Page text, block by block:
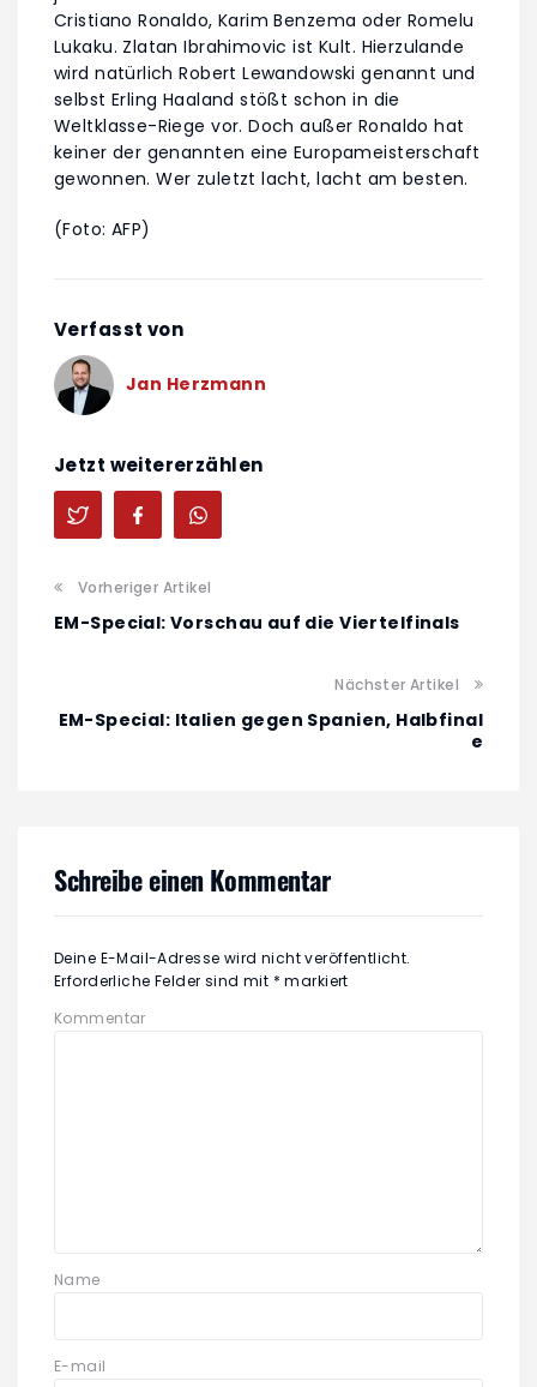
Cristiano Ronaldo, Karim Benzema oder Romelu
Lukaku. Zlatan Ibrahimovic ist Kult. Hierzulande
wird natürlich Robert Lewandowski genannt und
selbst Erling Haaland stößt schon in die
Weltklasse-Riege vor. Doch außer Ronaldo hat
keiner der genannten eine Europameisterschaft
gewonnen. Wer zuletzt lacht, lacht am besten.
(Foto: AFP)
Verfasst von
Jan Herzmann
Jetzt weitererzählen
Vorheriger Artikel
EM-Special: Vorschau auf die Viertelfinals
Nächster Artikel
EM-Special: Italien gegen Spanien, Halbfinal
e
Schreibe einen Kommentar
Deine E-Mail-Adresse wird nicht veröffentlicht.
Erforderliche Felder sind mit * markiert
Kommentar
Name
E-mail